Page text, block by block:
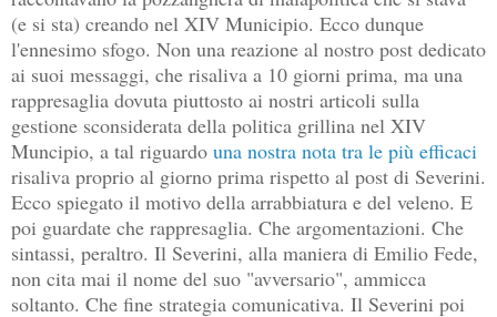
(e si sta) creando nel XIV Municipio. Ecco dunque
l'ennesimo sfogo. Non una reazione al nostro post dedicato
ai suoi messaggi, che risaliva a 10 giorni prima, ma una
rappresaglia dovuta piuttosto ai nostri articoli sulla
gestione sconsiderata della politica grillina nel XIV
Muncipio, a tal riguardo una nostra nota tra le più efficaci
risaliva proprio al giorno prima rispetto al post di Severini.
Ecco spiegato il motivo della arrabbiatura e del veleno. E
poi guardate che rappresaglia. Che argomentazioni. Che
sintassi, peraltro. Il Severini, alla maniera di Emilio Fede,
non cita mai il nome del suo "avversario", ammicca
soltanto. Che fine strategia comunicativa. Il Severini poi